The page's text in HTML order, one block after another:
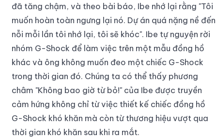
đã tăng chậm, và theo bài báo, Ibe nhớ lại rằng "Tôi
muốn hoàn toàn ngưng lại nó. Dự án quá nặng nề đến
nỗi mỗi lần tôi nhớ lại, tôi sẽ khóc". Ibe tự nguyện rời
nhóm G-Shock để làm việc trên một mẫu đồng hồ
khác và ông không muốn đeo một chiếc G-Shock
trong thời gian đó. Chúng ta có thể thấy phương
châm "Không bao giờ từ bỏ!" của Ibe được truyền
cảm hứng không chỉ từ việc thiết kế chiếc đồng hồ
G-Shock khó khăn mà còn từ thương hiệu vượt qua
thời gian khó khăn sau khi ra mắt.